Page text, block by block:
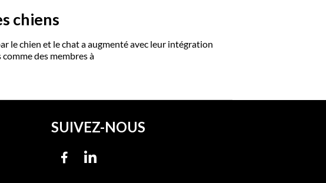
chiens
le chien et le chat a augmenté avec leur intégration
des membres à
SUIVEZ-NOUS